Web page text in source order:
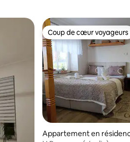
: 4,89 sur 5
appréciés Coup de cœur voyageurs
Coup de cœur voyageurs
Appartement en